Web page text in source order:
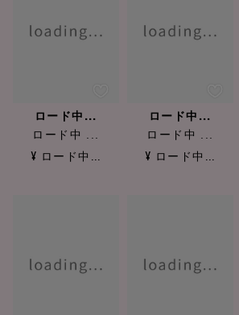
ロード中...
ロード中 ...
¥ ロード中...
ロード中...
ロード中 ...
¥ ロード中...